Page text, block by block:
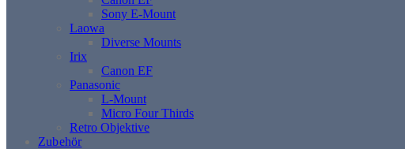
Sony E-Mount
Laowa
Diverse Mounts
Irix
Canon EF
Panasonic
L-Mount
Micro Four Thirds
Retro Objektive
Zubehör